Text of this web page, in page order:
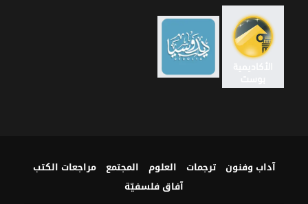
آداب وفنون ترجمات العلوم المجتمع
مراجعات الكتب
آفاق فلسفيّة‎